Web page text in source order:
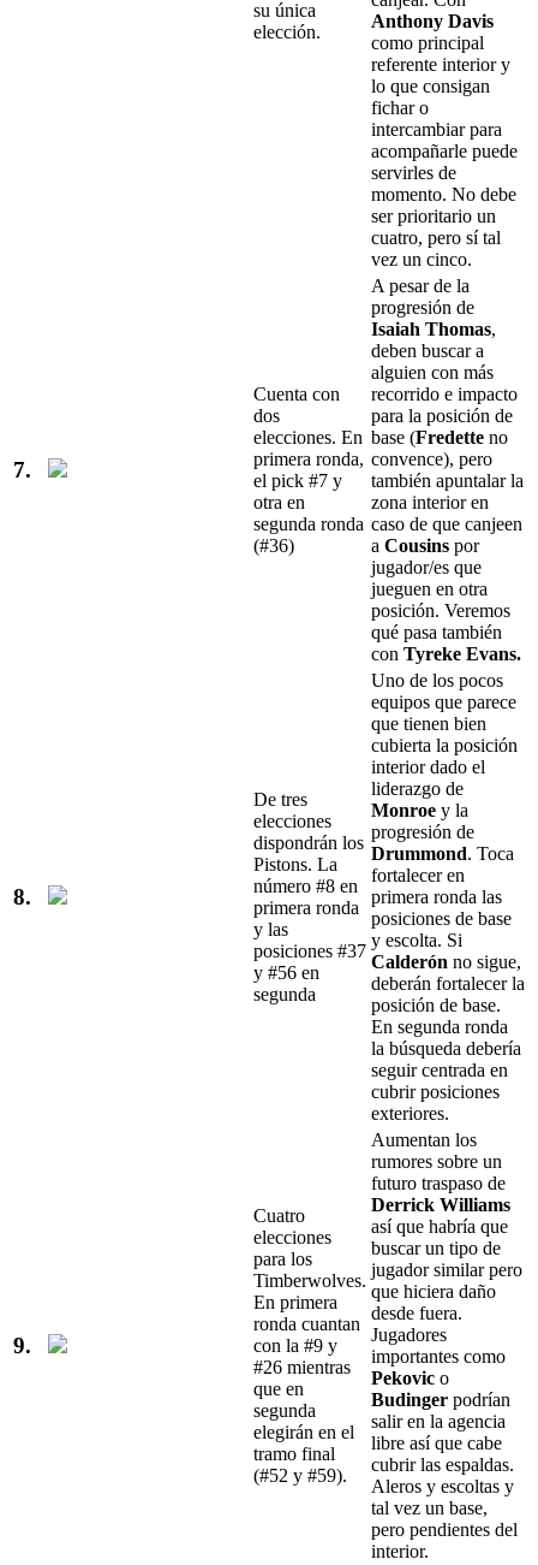
su única
elección.
Anthony Davis
como principal
referente interior y
lo que consigan
fichar o
intercambiar para
acompañarle puede
servirles de
momento. No debe
ser prioritario un
cuatro, pero sí tal
vez un cinco.
7.
Cuenta con
dos
elecciones. En
primera ronda,
el pick #7 y
otra en
segunda ronda
(#36)
A pesar de la
progresión de
Isaiah Thomas,
deben buscar a
alguien con más
recorrido e impacto
para la posición de
base (Fredette no
convence), pero
también apuntalar la
zona interior en
caso de que canjeen
a Cousins por
jugador/es que
jueguen en otra
posición. Veremos
qué pasa también
con Tyreke Evans.
8.
De tres
elecciones
dispondrán los
Pistons. La
número #8 en
primera ronda
y las
posiciones #37
y #56 en
segunda
Uno de los pocos
equipos que parece
que tienen bien
cubierta la posición
interior dado el
liderazgo de
Monroe y la
progresión de
Drummond. Toca
fortalecer en
primera ronda las
posiciones de base
y escolta. Si
Calderón no sigue,
deberán fortalecer la
posición de base.
En segunda ronda
la búsqueda debería
seguir centrada en
cubrir posiciones
exteriores.
9.
Cuatro
elecciones
para los
Timberwolves.
En primera
ronda cuantan
con la #9 y
#26 mientras
que en
segunda
elegirán en el
tramo final
(#52 y #59).
Aumentan los
rumores sobre un
futuro traspaso de
Derrick Williams
así que habría que
buscar un tipo de
jugador similar pero
que hiciera daño
desde fuera.
Jugadores
importantes como
Pekovic o
Budinger podrían
salir en la agencia
libre así que cabe
cubrir las espaldas.
Aleros y escoltas y
tal vez un base,
pero pendientes del
interior.